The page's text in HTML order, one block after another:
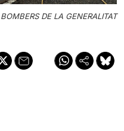
BOMBERS DE LA GENERALITAT